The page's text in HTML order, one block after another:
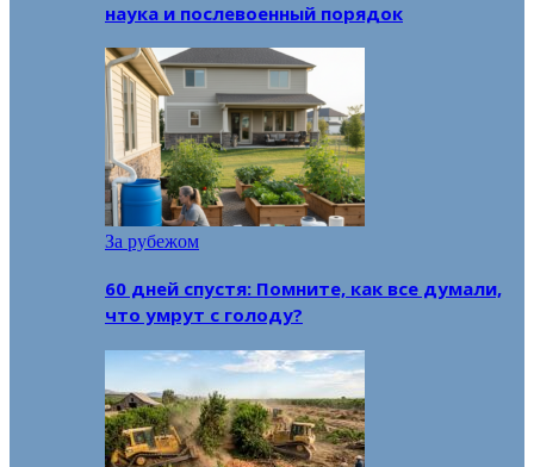
наука и послевоенный порядок
За рубежом
60 дней спустя: Помните, как все думали,
что умрут с голоду?